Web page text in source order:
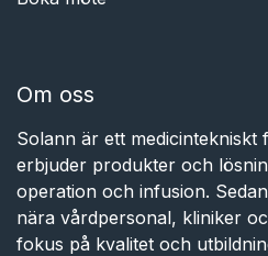
Om oss
Solann är ett medicintekniskt
erbjuder produkter och
operation och infusion.
nära vårdpersonal, kliniker
fokus på kvalitet och